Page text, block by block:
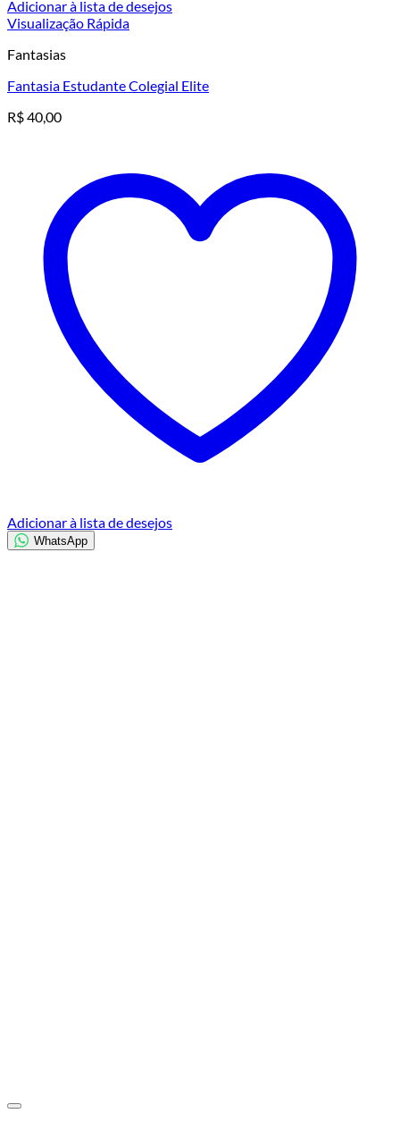
Adicionar à lista de desejos
Visualização Rápida
Fantasias
Fantasia Estudante Colegial Elite
R$40,00
Adicionar à lista de desejos
WhatsApp